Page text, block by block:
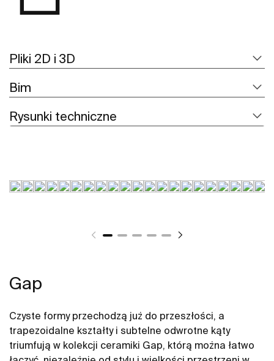
Pliki 2D i 3D
Bim
Rysunki techniczne
Gap
Czyste formy przechodzą już do przeszłości, a
trapezoidalne kształty i subtelne odwrotne kąty
triumfują w kolekcji ceramiki Gap, którą można łatwo